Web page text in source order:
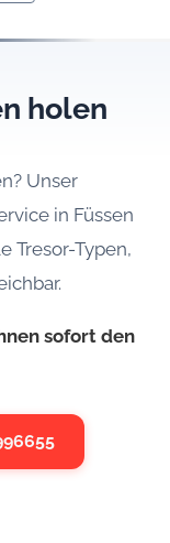
holen
Unser
in Füssen
Tresor-Typen,
sofort den